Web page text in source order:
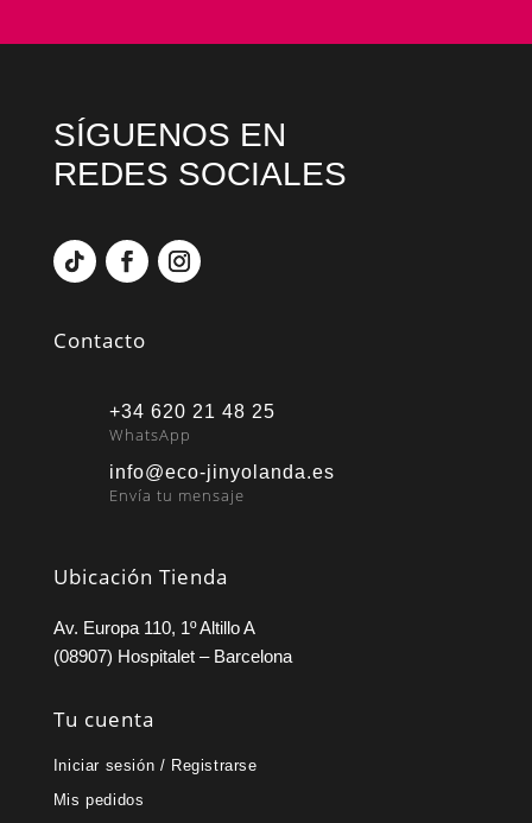
SÍGUENOS EN
REDES SOCIALES
Contacto
+34 620 21 48 25
WhatsApp
info@eco-jinyolanda.es
Envía tu mensaje
Ubicación Tienda
Av. Europa 110, 1º Altillo A
(08907) Hospitalet – Barcelona
Tu cuenta
Iniciar sesión / Registrarse
Mis pedidos